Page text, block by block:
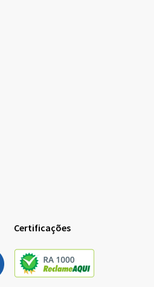
Certificações